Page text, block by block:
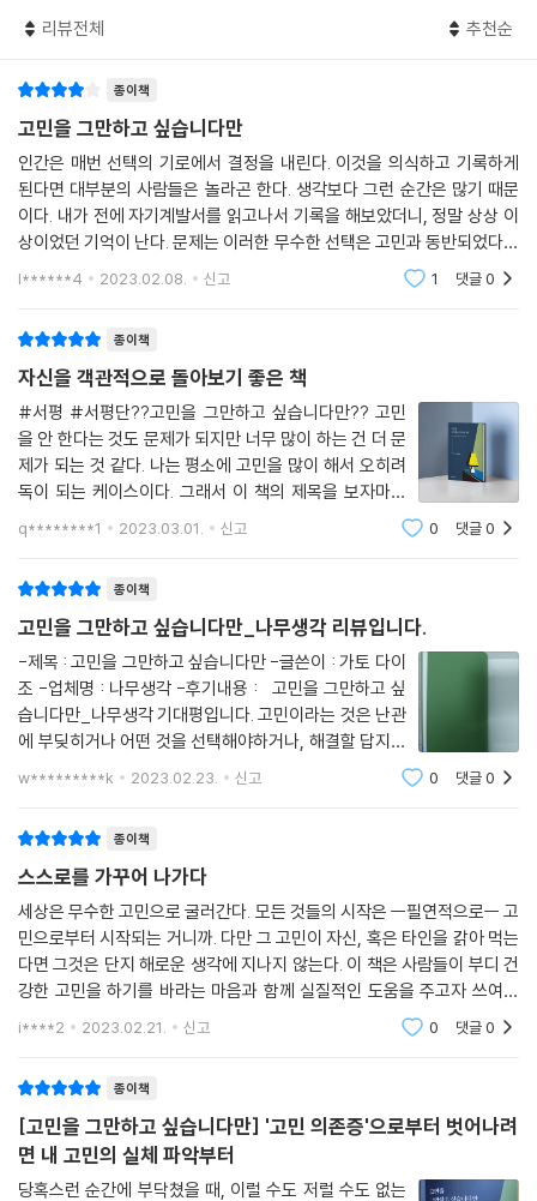
별일도 아닌데 한숨을 쉬는 사람이 있고, 매우 힘든 상황에서도 마음의 평
고, 큰일 앞에서도 여유를 잃지 않는 사람이 있는 것이다. 지금 자신이 고민
하는 것이 정말 그렇게 고민할 문제인지 생각해 보자. 고민 의존증은 단순
한 결정장애가 아니다. 마음이 성장해 온 지도를 되짚어 본다면 고민의 이
면에 심리적 결핍과 분노, 존재감 상실 등이 자리하고 있음을 파악할 수 있
을 것이다. 고민을 해도 해결되는 일이 없이 분노나 불안만 계속 쌓인다면,
자신이 왜 그렇게 고민하고 있으며, 어떤 목적으로 고민하고 있는지부터
생각해 봐야 할 것이다. 원인을 파악할 수 있다면 정말 다행스러운 일이다.
구원으로 가는 길이다. 심리적으로 성장한다는 것은 심리적으로 불구덩이
의 지옥을 통과한다는 것이다.”(본문 중에서)
가토 다이조는 고민에 빠져 헤어나지 못하는 사람들에게 증오와 불신의 한
가운데에 서서 힘들다고 절규하지 말고 지금 현재 자신이 할 수 있는 사소
한 일들을 이어가라고 조언한다. 이것이야말로 ‘마음의 혁명’이고 진정한
행복으로 나아가는 길이기 때문이다. ‘불행의 방’은 잠시 안전함을 줄지 모
있다. 고민하는 데 삶의 에너지를 모두 쏟아붓기보다 당신이 행복해지는
데 에너지를 쏟아붓길 바란다.
“고민하지 말아야지.” 하고 생각해도 고민하지 않고는 견딜 수 없는 상태
라면 ‘고민 의존증’이다. 고민하는 것은 괴로운 일이고 자신에게 도움이 되
지도 않는 것이니까 하지 말아야겠다고 결심을 하지만 고민을 하지 않고는
견디지 못한다. 알코올의존증에 걸린 사람은 술을 마시는 행위가 자신에게
전혀 도움이 되지 않는다는 사실을 잘 알고 있지만 마시지 않고는 견디지
하여 무의식이 원하는 욕구를 충족시키고 있는 것이다. 축적된 분노와 증
오를 표현하고 있는 것이다. - 〈들어가며〉 중에서
리뷰전체 추천순
종이책
고민을 그만하고 싶습니다만
인간은 매번 선택의 기로에서 결정을 내린다. 이것을 의식하고 기록하게
된다면 대부분의 사람들은 놀라곤 한다. 생각보다 그런 순간은 많기 때문
이다. 내가 전에 자기계발서를 읽고나서 기록을 해보았더니, 정말 상상 이
상이었던 기억이 난다. 문제는 이러한 무수한 선택은 고민과 동반되었다는
것이다. 이것은 여간 스트레스가 아니였으며 심리적 피로도를 올리곤 했
l******4 2023.02.08. 신고 1 댓글0
종이책
자신을 객관적으로 돌아보기 좋은 책
#서평 #서평단??고민을 그만하고 싶습니다만?? 고민
을 안 한다는 것도 문제가 되지만 너무 많이 하는 건 더 문
제가 되는 것 같다. 나는 평소에 고민을 많이 해서 오히려
독이 되는 케이스이다. 그래서 이 책의 제목을 보자마자
나에게 도움이 될 것 같다는 느낌이 들었다. ＜고민을 그
만하고 싶습니다만＞은 고민의 실체를 명확하게 알려준
q********1 2023.03.01. 신고 0 댓글0
종이책
고민을 그만하고 싶습니다만_나무생각 리뷰입니다.
-제목 : 고민을 그만하고 싶습니다만 -글쓴이 : 가토 다이
조 -업체명 : 나무생각 -후기내용 : 고민을 그만하고 싶
습니다만_나무생각 기대평입니다. 고민이라는 것은 난관
에 부딪히거나 어떤 것을 선택해야하거나, 해결할 답지가
주어지지 않았을 때 생기는 전조 증상이자 필수적으로 거
w*********k 2023.02.23. 신고 0 댓글0
종이책
스스로를 가꾸어 나가다
세상은 무수한 고민으로 굴러간다. 모든 것들의 시작은 ㅡ필연적으로ㅡ 고
민으로부터 시작되는 거니까. 다만 그 고민이 자신, 혹은 타인을 갉아 먹는
다면 그것은 단지 해로운 생각에 지나지 않는다. 이 책은 사람들이 부디 건
강한 고민을 하기를 바라는 마음과 함께 실질적인 도움을 주고자 쓰여졌
다.목차가 무수한 갈래로 나누어져 있다는 점에서 책을 읽기도 전에 놀랐
i****2 2023.02.21. 신고 0 댓글0
종이책
[고민을 그만하고 싶습니다만] '고민 의존증'으로부터 벗어나려
면 내 고민의 실체 파악부터
당혹스런 순간에 부닥쳤을 때, 이럴 수도 저럴 수도 없는